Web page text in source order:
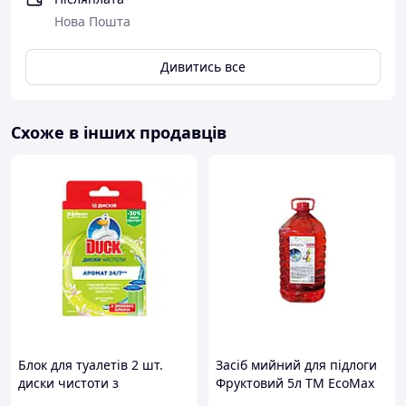
потім протерти чистою вологою ганчіркою/губкою.
У разі сильного забруднення та стійких застарілих
плям нанести рідину на пляму в чистому вигляді,
потім протерти вологою чистою ганчіркою/губкою.
ароматизатор, допоміжні речовини, гідроксид
Спосіб застосування: Нанести робочий розчин 1-5%
(10-50мл/1л води) на поверхню за допомогою спрею,
вимити забруднення і промити поверхню.
Ковпачок на літровій пляшці має об'єм 10мл.
Нова Пошта
Дивитись все
Схоже в інших продавців
Блок для туалетів 2 шт.
диски чистоти з
Засіб мийний для підлоги
Фруктовий 5л ТМ EcoMax